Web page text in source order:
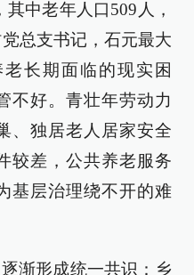
中老年人口509人，
总支书记，石元最大
长期面临的现实困
不好。青壮年劳动力
、独居老人居家安全
较差，公共养老服务
基层治理绕不开的难
渐形成统一共识：乡